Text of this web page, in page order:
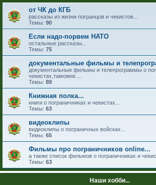
от ЧК до КГБ
рассказы из жизни погранцов и чекистов...
Темы: 90
Если надо-порвем НАТО
остальные рассказы...
Темы: 75
документальные фильмы и
документальные фильмы и телепрограммы о
чекистах,таможне....
Темы: 89
Книжная полка...
книги о пограничниках и чекистах...
Темы: 63
видеоклипы
видеоклипы о пограничных войсках...
Темы: 65
Фильмы про пограничников online...
а также список фильмов о пограничниках и
Темы: 63
Наши хобби...